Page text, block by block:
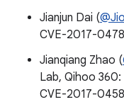
Jianjun Dai (
CVE-2017-0478
Jianqiang Zhao (
Lab, Qihoo
CVE-2017-